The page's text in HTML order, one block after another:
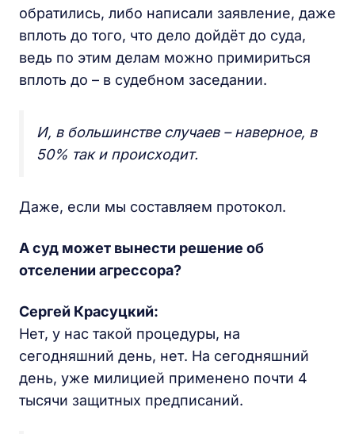
обратились, либо написали заявление, даже
вплоть до того, что дело дойдёт до суда,
ведь по этим делам можно примириться
вплоть до – в судебном заседании.
И, в большинстве случаев – наверное, в
50% так и происходит.
Даже, если мы составляем протокол.
А суд может вынести решение об
отселении агрессора?
Сергей Красуцкий:
Нет, у нас такой процедуры, на
сегодняшний день, нет. На сегодняшний
день, уже милицией применено почти 4
тысячи защитных предписаний.